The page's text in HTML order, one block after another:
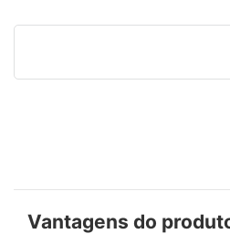
Vantagens do